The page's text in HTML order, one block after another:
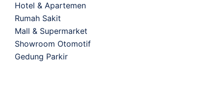
Hotel & Apartemen
Rumah Sakit
Mall & Supermarket
Showroom Otomotif
Gedung Parkir